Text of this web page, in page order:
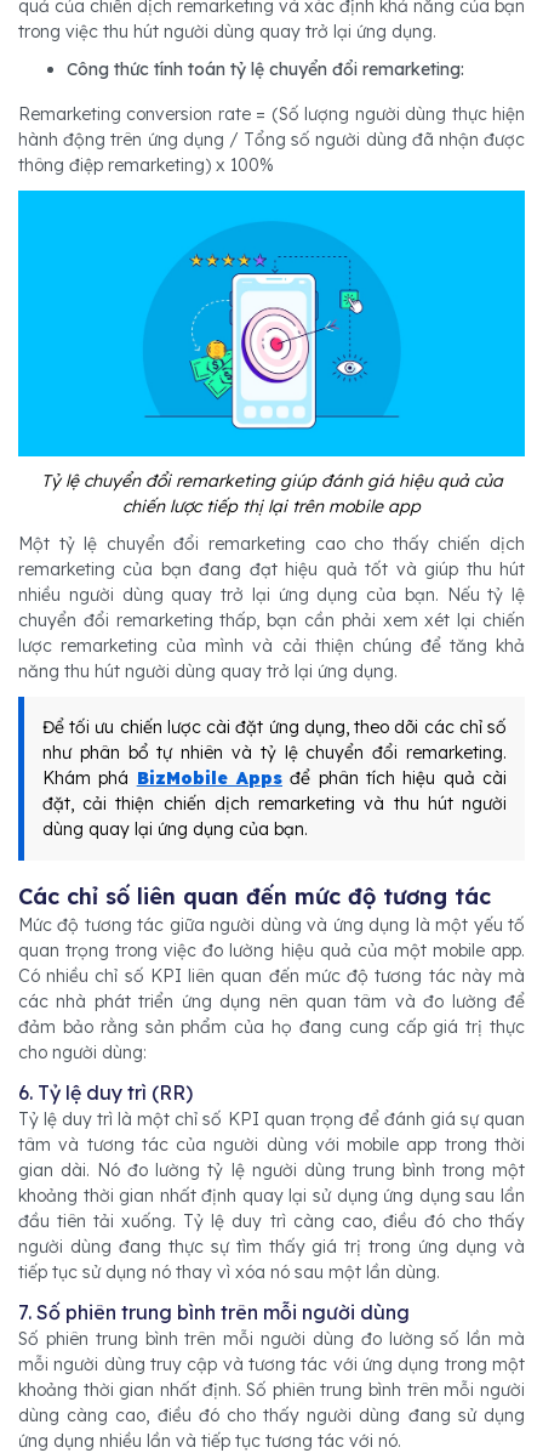
quả của chiến dịch remarketing và xác định khả năng của bạn
trong việc thu hút người dùng quay trở lại ứng dụng.
Công thức tính toán tỷ lệ chuyển đổi remarketing:
Remarketing conversion rate = (Số lượng người dùng thực hiện
hành động trên ứng dụng / Tổng số người dùng đã nhận được
thông điệp remarketing) x 100%
Tỷ lệ chuyển đổi remarketing giúp đánh giá hiệu quả của
chiến lược tiếp thị lại trên mobile app
Một tỷ lệ chuyển đổi remarketing cao cho thấy chiến dịch
remarketing của bạn đang đạt hiệu quả tốt và giúp thu hút
nhiều người dùng quay trở lại ứng dụng của bạn. Nếu tỷ lệ
chuyển đổi remarketing thấp, bạn cần phải xem xét lại chiến
lược remarketing của mình và cải thiện chúng để tăng khả
năng thu hút người dùng quay trở lại ứng dụng.
Để tối ưu chiến lược cài đặt ứng dụng, theo dõi các chỉ số
như phân bổ tự nhiên và tỷ lệ chuyển đổi remarketing.
Khám phá BizMobile Apps để phân tích hiệu quả cài
đặt, cải thiện chiến dịch remarketing và thu hút người
dùng quay lại ứng dụng của bạn.
Các chỉ số liên quan đến mức độ tương tác
Mức độ tương tác giữa người dùng và ứng dụng là một yếu tố
quan trọng trong việc đo lường hiệu quả của một mobile app.
Có nhiều chỉ số KPI liên quan đến mức độ tương tác này mà
các nhà phát triển ứng dụng nên quan tâm và đo lường để
đảm bảo rằng sản phẩm của họ đang cung cấp giá trị thực
cho người dùng:
6. Tỷ lệ duy trì (RR)
Tỷ lệ duy trì là một chỉ số KPI quan trọng để đánh giá sự quan
tâm và tương tác của người dùng với mobile app trong thời
gian dài. Nó đo lường tỷ lệ người dùng trung bình trong một
khoảng thời gian nhất định quay lại sử dụng ứng dụng sau lần
đầu tiên tải xuống. Tỷ lệ duy trì càng cao, điều đó cho thấy
người dùng đang thực sự tìm thấy giá trị trong ứng dụng và
tiếp tục sử dụng nó thay vì xóa nó sau một lần dùng.
7. Số phiên trung bình trên mỗi người dùng
Số phiên trung bình trên mỗi người dùng đo lường số lần mà
mỗi người dùng truy cập và tương tác với ứng dụng trong một
khoảng thời gian nhất định. Số phiên trung bình trên mỗi người
dùng càng cao, điều đó cho thấy người dùng đang sử dụng
ứng dụng nhiều lần và tiếp tục tương tác với nó.